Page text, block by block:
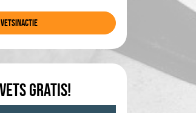
Vetsinactie
gratis!